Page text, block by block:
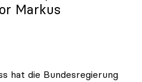
Markus
hat die Bundesregierung